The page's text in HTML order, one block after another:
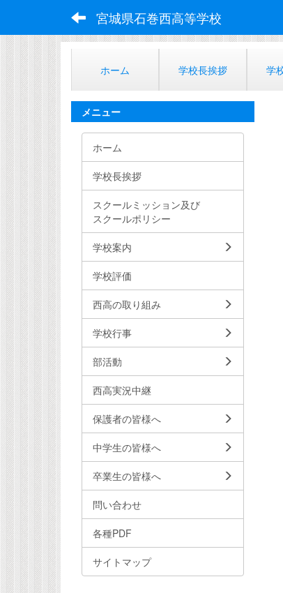
宮城県石巻西高等学校
ホーム 学校長挨拶 学
メニュー
ホーム
学校長挨拶
スクールミッション及び
スクールポリシー
学校案内
学校評価
西高の取り組み
学校行事
部活動
西高実況中継
保護者の皆様へ
中学生の皆様へ
卒業生の皆様へ
問い合わせ
各種PDF
サイトマップ